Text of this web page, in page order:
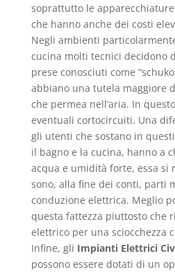
soprattutto le
che hanno anche dei costi
Negli ambienti
cucina molti tecnici decidono
prese conosciuti come
abbiano una tutela maggiore
che permea nell’aria. In
eventuali cortocircuiti. Una
gli utenti che sostano in
il bagno e la cucina, hanno a
acqua e umidità forte, essa si
sono, alla fine dei conti, parti
conduzione elettrica. Meglio
questa fattezza piuttosto che
elettrico per una sciocchezza
Infine, gli Impianti Elettrici
possono essere dotati di un